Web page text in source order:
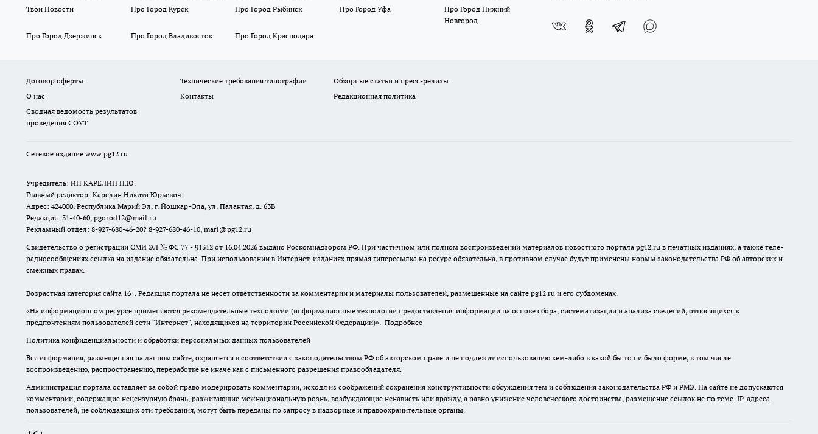
Твои Новости
Про Город Курск Про Город Рыбинск Про Город Уфа
Про Город Нижний
Новгород
Про Город Дзержинск
Про Город Владивосток Про Город Краснодара
Договор оферты Технические требования типографии
Обзорные статьи и пресс-релизы
О нас
Контакты
Редакционная политика
Сводная ведомость результатов
проведения СОУТ
Сетевое издание www.pg12.ru
Учредитель: ИП КАРЕЛИН Н.Ю.
Главный редактор: Карелин Никита Юрьевич
Адрес: 424000, Республика Марий Эл, г. Йошкар-Ола, ул. Палантая, д. 63В
Редакция: 31-40-60, pgorod12@mail.ru
Рекламный отдел: 8-927-680-46-20? 8-927-680-46-10, mari@pg12.ru
Свидетельство о регистрации СМИ ЭЛ № ФС 77 - 91312 от 16.04.2026 выдано Роскомнадзором РФ. При частичном или полном воспроизведении материалов новостного портала pg12.ru в печатных изданиях, а также теле-
радиосообщениях ссылка на издание обязательна. При использовании в Интернет-изданиях прямая гиперссылка на ресурс обязательна, в противном случае будут применены нормы законодательства РФ об авторских и
смежных правах.
Возрастная категория сайта 16+. Редакция портала не несет ответственности за комментарии и материалы пользователей, размещенные на сайте pg12.ru и его субдоменах.
«На информационном ресурсе применяются рекомендательные технологии (информационные технологии предоставления информации на основе сбора, систематизации и анализа сведений, относящихся к
предпочтениям пользователей сети "Интернет", находящихся на территории Российской Федерации)». Подробнее
Политика конфиденциальности и обработки персональных данных пользователей
Вся информация, размещенная на данном сайте, охраняется в соответствии с законодательством РФ об авторском праве и не подлежит использованию кем-либо в какой бы то ни было форме, в том числе
воспроизведению, распространению, переработке не иначе как с письменного разрешения правообладателя.
Администрация портала оставляет за собой право модерировать комментарии, исходя из соображений сохранения конструктивности обсуждения тем и соблюдения законодательства РФ и РМЭ. На сайте не допускаются
комментарии, содержащие нецензурную брань, разжигающие межнациональную рознь, возбуждающие ненависть или вражду, а равно унижение человеческого достоинства, размещение ссылок не по теме. IP-адреса
пользователей, не соблюдающих эти требования, могут быть переданы по запросу в надзорные и правоохранительные органы.